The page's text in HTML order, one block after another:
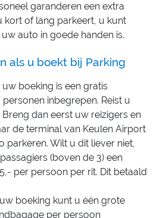
garanderen een extra
kort of lang parkeert, u kunt
auto in goede handen is.
als u boekt bij Parking
uw boeking is een gratis
inbegrepen. Reist u
dan eerst uw reizigers en
de terminal van Keulen Airport
parkeren. Wilt u dit liever niet,
(boven de 3) een
per persoon per rit. Dit betaald
boeking kunt u één grote
per persoon